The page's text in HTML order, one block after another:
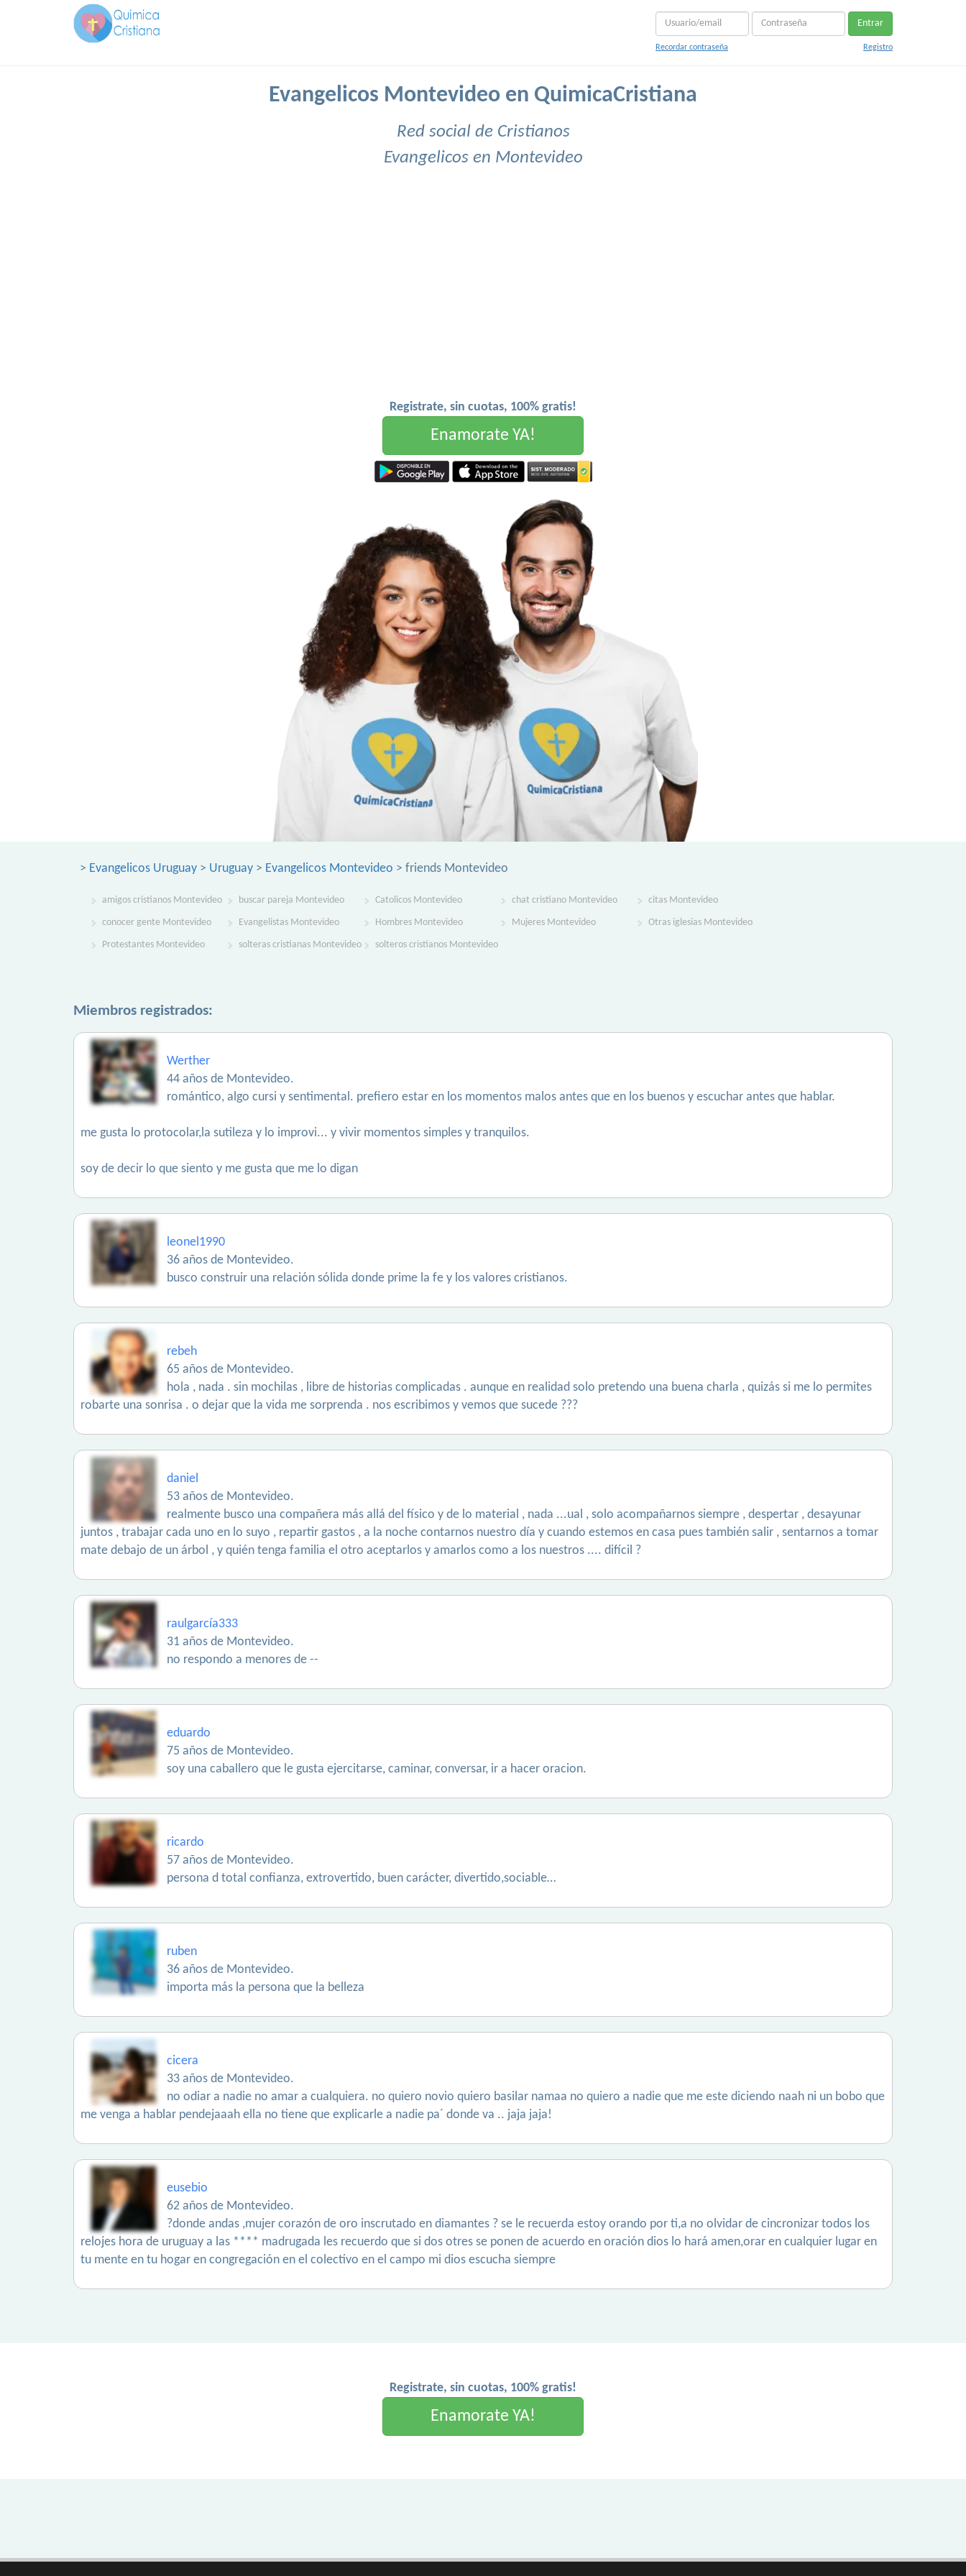
Entrar
Recordar contraseña Registro
Evangelicos Montevideo en QuimicaCristiana
Red social de Cristianos
Evangelicos en Montevideo
Registrate, sin cuotas, 100% gratis!
Enamorate YA!
> Evangelicos Uruguay > Uruguay > Evangelicos Montevideo > friends Montevideo
amigos cristianos Montevideo buscar pareja Montevideo Catolicos Montevideo chat cristiano Montevideo citas Montevideo
conocer gente Montevideo Evangelistas Montevideo Hombres Montevideo Mujeres Montevideo Otras iglesias Montevideo
Protestantes Montevideo solteras cristianas Montevideo solteros cristianos Montevideo
Miembros registrados:
Werther
44 años de Montevideo.
romántico, algo cursi y sentimental. prefiero estar en los momentos malos antes que en los buenos y escuchar antes que hablar.
me gusta lo protocolar,la sutileza y lo improvi... y vivir momentos simples y tranquilos.
soy de decir lo que siento y me gusta que me lo digan
leonel1990
36 años de Montevideo.
busco construir una relación sólida donde prime la fe y los valores cristianos.
rebeh
65 años de Montevideo.
hola , nada . sin mochilas , libre de historias complicadas . aunque en realidad solo pretendo una buena charla , quizás si me lo permites
robarte una sonrisa . o dejar que la vida me sorprenda . nos escribimos y vemos que sucede ???
daniel
53 años de Montevideo.
realmente busco una compañera más allá del físico y de lo material , nada ...ual , solo acompañarnos siempre , despertar , desayunar
juntos , trabajar cada uno en lo suyo , repartir gastos , a la noche contarnos nuestro día y cuando estemos en casa pues también salir , sentarnos a tomar
mate debajo de un árbol , y quién tenga familia el otro aceptarlos y amarlos como a los nuestros .... difícil ?
raulgarcía333
31 años de Montevideo.
no respondo a menores de --
eduardo
75 años de Montevideo.
soy una caballero que le gusta ejercitarse, caminar, conversar, ir a hacer oracion.
ricardo
57 años de Montevideo.
persona d total confianza, extrovertido, buen carácter, divertido,sociable…
ruben
36 años de Montevideo.
importa más la persona que la belleza
cicera
33 años de Montevideo.
no odiar a nadie no amar a cualquiera. no quiero novio quiero basilar namaa no quiero a nadie que me este diciendo naah ni un bobo que
me venga a hablar pendejaaah ella no tiene que explicarle a nadie pa´ donde va .. jaja jaja!
eusebio
62 años de Montevideo.
?donde andas ,mujer corazón de oro inscrutado en diamantes ? se le recuerda estoy orando por ti,a no olvidar de cincronizar todos los
relojes hora de uruguay a las **** madrugada les recuerdo que si dos otres se ponen de acuerdo en oración dios lo hará amen,orar en cualquier lugar en
tu mente en tu hogar en congregación en el colectivo en el campo mi dios escucha siempre
Registrate, sin cuotas, 100% gratis!
Enamorate YA!